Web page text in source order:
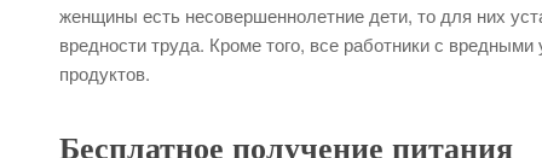
женщины есть несовершеннолетние дети, то для них
вредности труда. Кроме того, все работники с
продуктов.
Бесплатное получение питания